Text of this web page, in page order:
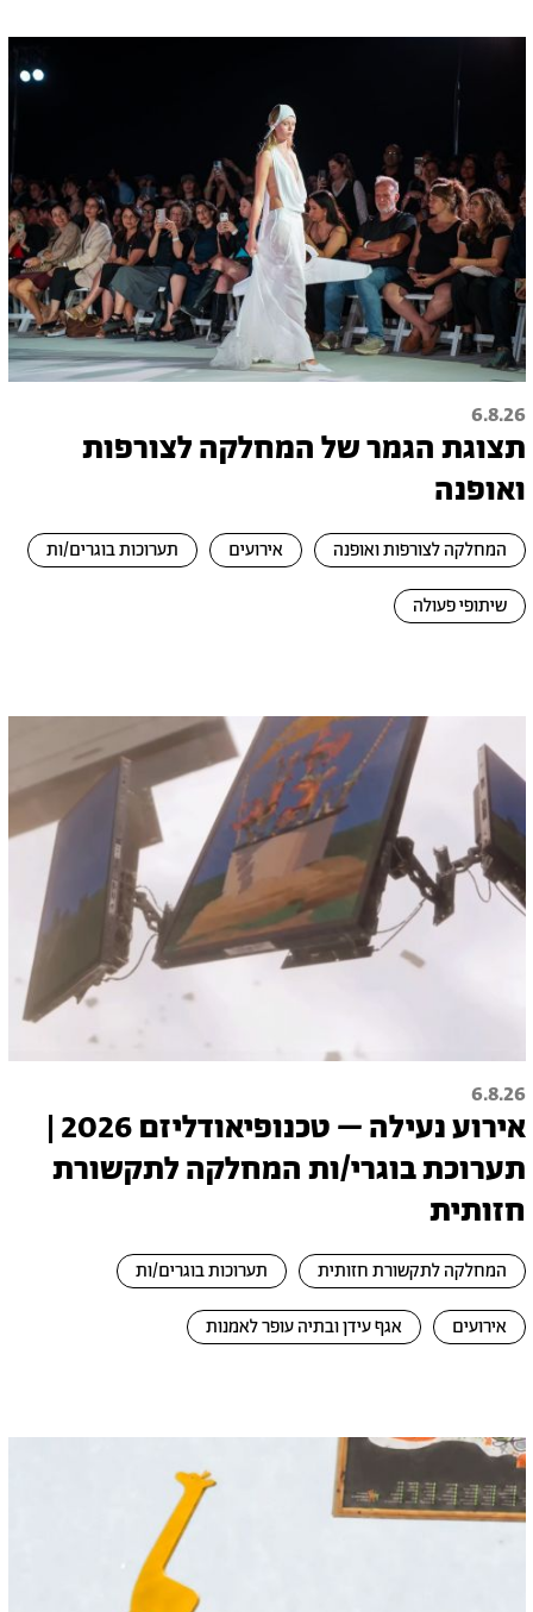
6.8.26
תצוגת הגמר של המחלקה לצורפות
ואופנה
המחלקה לצורפות ואופנה אירועים תערוכות בוגרים/ות
שיתופי פעולה
6.8.26
אירוע נעילה – טכנופיאודליזם 2026 |
תערוכת בוגרי/ות המחלקה לתקשורת
חזותית
המחלקה לתקשורת חזותית תערוכות בוגרים/ות
אירועים אגף עידן ובתיה עופר לאמנות